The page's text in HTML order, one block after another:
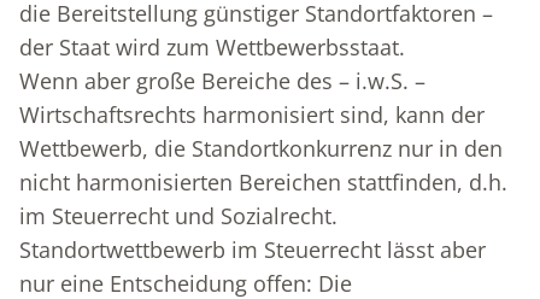
die Bereitstellung günstiger Standortfaktoren –
der Staat wird zum Wettbewerbsstaat.
Wenn aber große Bereiche des – i.w.S. –
Wirtschaftsrechts harmonisiert sind, kann der
Wettbewerb, die Standortkonkurrenz nur in den
nicht harmonisierten Bereichen stattfinden, d.h.
im Steuerrecht und Sozialrecht.
Standortwettbewerb im Steuerrecht lässt aber
nur eine Entscheidung offen: Die